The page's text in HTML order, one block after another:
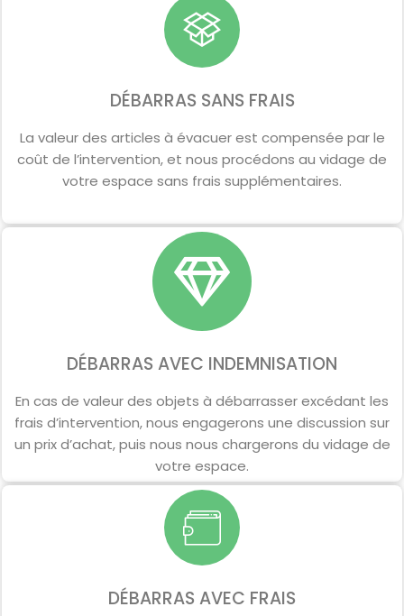
DÉBARRAS SANS FRAIS
La valeur des articles à évacuer est compensée par le
coût de l’intervention, et nous procédons au vidage de
votre espace sans frais supplémentaires.
DÉBARRAS AVEC INDEMNISATION
En cas de valeur des objets à débarrasser excédant les
frais d’intervention, nous engagerons une discussion sur
un prix d’achat, puis nous nous chargerons du vidage de
votre espace.
DÉBARRAS AVEC FRAIS